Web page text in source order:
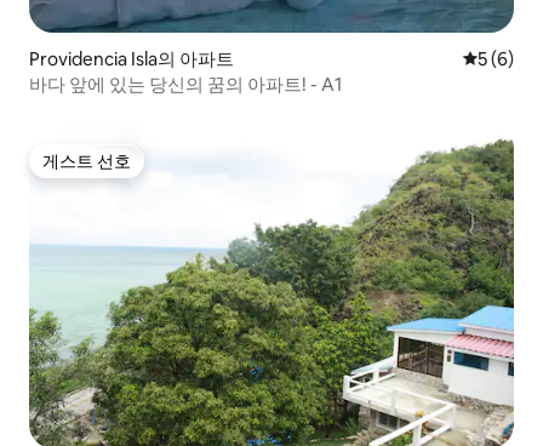
Providencia Isla의 아파트 평점 5점
5 (6)
바다 앞에 있는 당신의 꿈의 아파트! - A1
게스트 선호
게스트 선호